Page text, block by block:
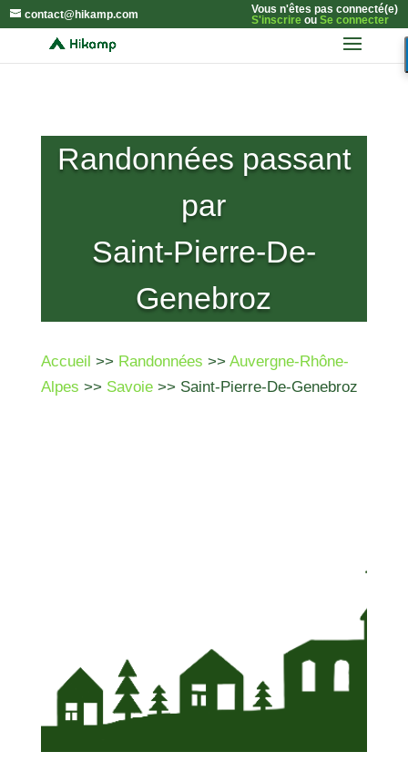
contact@hikamp.com
Vous n'êtes pas connecté(e)
S'inscrireou Se connecter
Randonnées passant
par
Saint-Pierre-De-
Genebroz
Accueil >> Randonnées >> Auvergne-Rhône-
Alpes >> Savoie>> Saint-Pierre-De-Genebroz